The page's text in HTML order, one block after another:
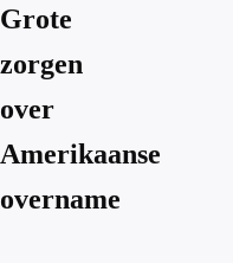
Grote
zorgen
over
Amerikaanse
overname